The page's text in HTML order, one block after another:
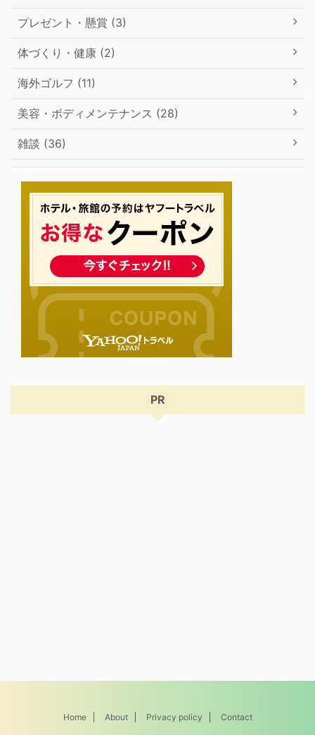
プレゼント・懸賞 (3)
体づくり・健康 (2)
海外ゴルフ (11)
美容・ボディメンテナンス (28)
雑談 (36)
PR
Home About Privacy policy Contact